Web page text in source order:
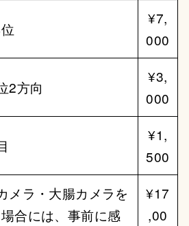
¥7,
000
2方向
¥3,
000
¥1,
500
メラ・大腸カメラを
合には、事前に感
¥17
,00